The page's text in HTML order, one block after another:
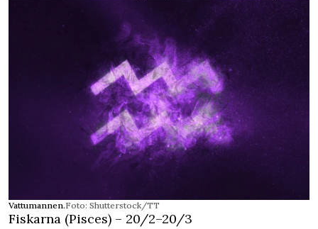
Vattumannen.Foto: Shutterstock/TT
Fiskarna (Pisces) – 20/2–20/3